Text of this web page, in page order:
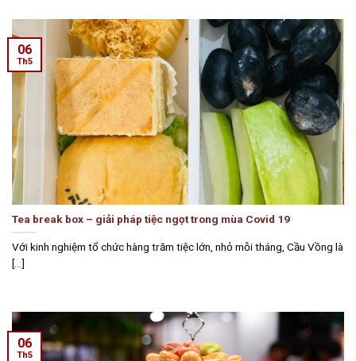
Tea break box – giải pháp tiệc ngọt trong mùa Covid 19
Với kinh nghiệm tổ chức hàng trăm tiệc lớn, nhỏ mỗi tháng, Cầu Vồng là
[...]
06
Th5
06
Th5